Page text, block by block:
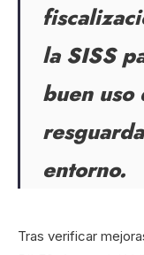
la SISS
buen uso
entorno.
Tras verificar